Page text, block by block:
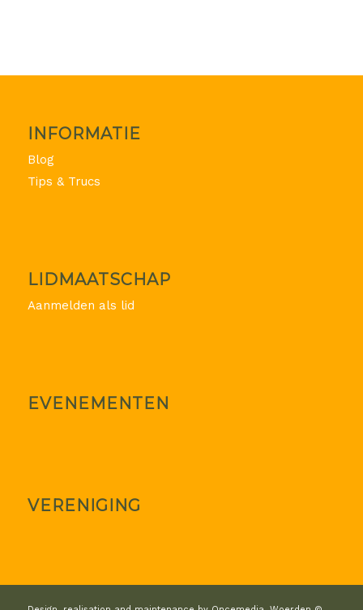
INFORMATIE
Blog
Tips & Trucs
LIDMAATSCHAP
Aanmelden als lid
EVENEMENTEN
VERENIGING